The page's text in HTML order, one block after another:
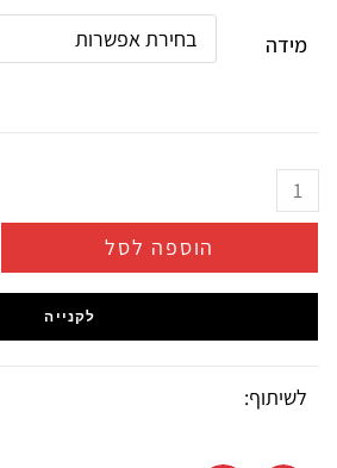
מידה
הוספה לסל
לקנייה
לשיתוף: